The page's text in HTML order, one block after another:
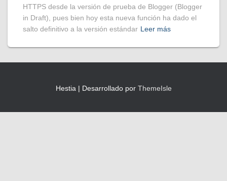
HTTPS desde la versión de prueba de Blogger (Blogger
in Draft), pues bien hoy esta nueva función ha dado el
salto definitivo a la versión estándar Leer más
Hestia | Desarrollado por ThemeIsle